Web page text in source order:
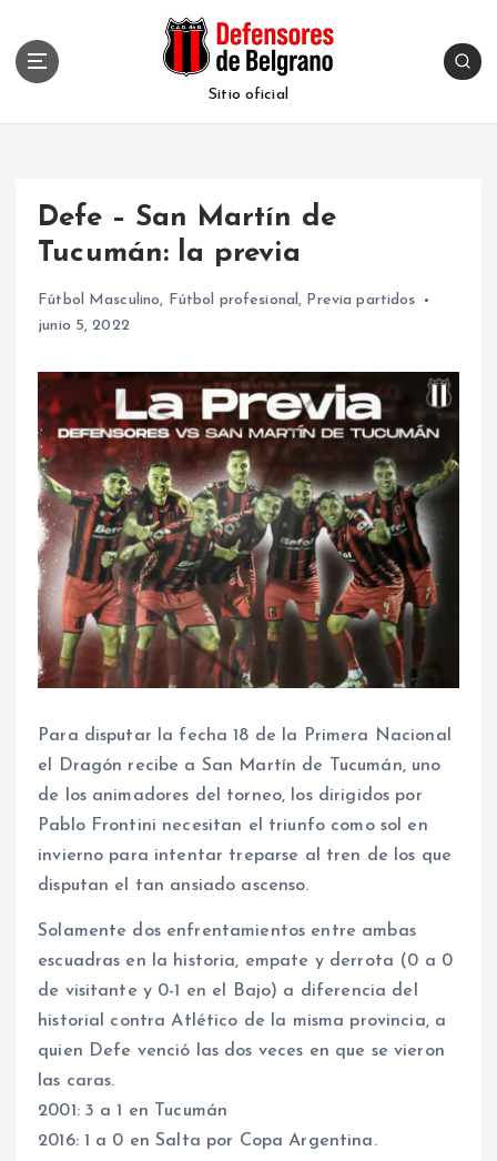
Sitio oficial
Defe – San Martín de
Tucumán: la previa
Fútbol Masculino, Fútbol profesional, Previa partidos
junio 5, 2022
Para disputar la fecha 18 de la Primera Nacional
el Dragón recibe a San Martín de Tucumán, uno
de los animadores del torneo, los dirigidos por
Pablo Frontini necesitan el triunfo como sol en
invierno para intentar treparse al tren de los que
disputan el tan ansiado ascenso.
Solamente dos enfrentamientos entre ambas
escuadras en la historia, empate y derrota (0 a 0
de visitante y 0-1 en el Bajo) a diferencia del
historial contra Atlético de la misma provincia, a
quien Defe venció las dos veces en que se vieron
las caras.
2001: 3 a 1 en Tucumán
2016: 1 a 0 en Salta por Copa Argentina.